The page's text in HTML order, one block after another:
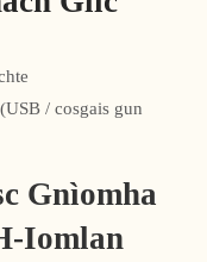
/ cosgais gun
Gnìomha
Iomlan